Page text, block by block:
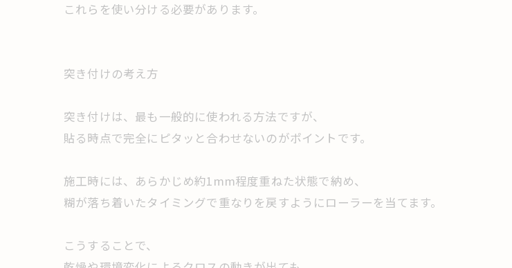
これらを使い分ける必要があります。
突き付けの考え方
突き付けは、最も一般的に使われる方法ですが、
貼る時点で完全にピタッと合わせないのがポイントです。
施工時には、あらかじめ約1mm程度重ねた状態で納め、
糊が落ち着いたタイミングで重なりを戻すようにローラーを当てます。
こうすることで、